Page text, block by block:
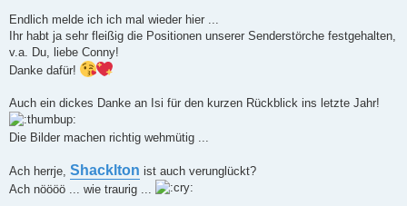
a
gEndlich melde ich ich mal wieder hier ...
Ihr habt ja sehr fleißig die Positionen unserer Senderstörche festgehalten,
v.a. Du, liebe Conny!
Danke dafür!
Auch ein dickes Danke an Isi für den kurzen Rückblick ins letzte Jahr!
Die Bilder machen richtig wehmütig ...
Ach herrje, Shacklton ist auch verunglückt?
Ach nöööö ... wie traurig ...